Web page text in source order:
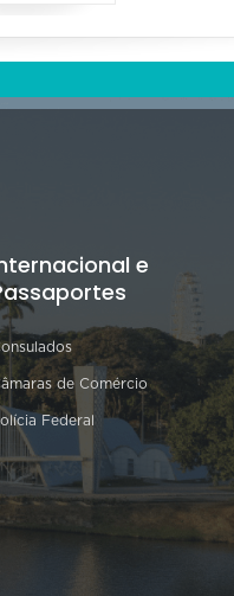
e
de Comércio
Federal